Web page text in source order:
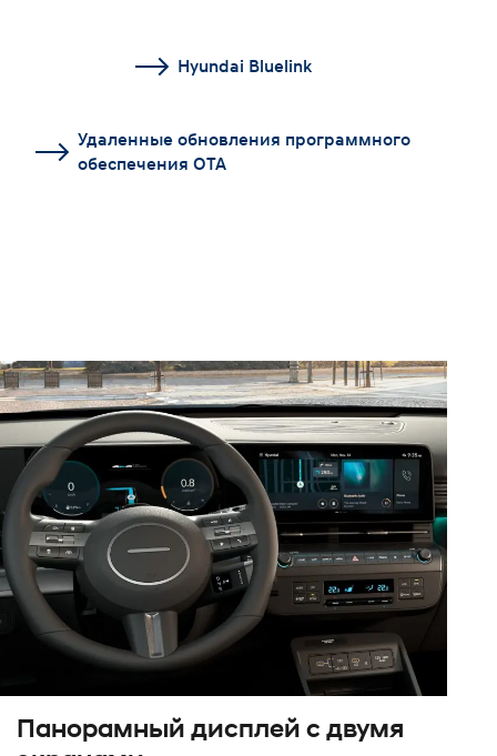
Hyundai Bluelink
Удаленные обновления программного
обеспечения OTA
Панорамный дисплей с двумя